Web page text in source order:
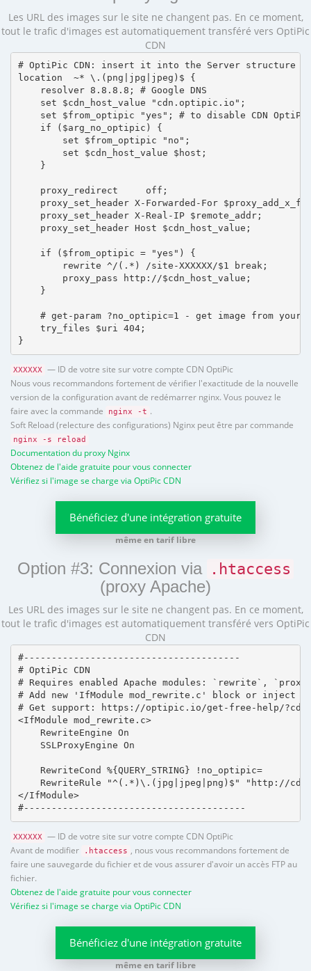
Les URL des images sur le site ne changent pas. En ce moment,
tout le trafic d'images est automatiquement transféré vers OptiPic
CDN
# OptiPic CDN: insert it into the Server structure
location  ~* \.(png|jpg|jpeg)$ {
    resolver 8.8.8.8; # Google DNS
    set $cdn_host_value "cdn.optipic.io";
set $from_optipic "yes"; # to disable CDN
    if ($arg_no_optipic) {
        set $from_optipic "no";
        set $cdn_host_value $host;
    }
    proxy_redirect     off;
proxy_set_header X-Forwarded-For
    proxy_set_header X-Real-IP $remote_addr;
    proxy_set_header Host $cdn_host_value;
    if ($from_optipic = "yes") {
        rewrite ^/(.*) /site-XXXXXX/$1 break;
        proxy_pass http://$cdn_host_value;
    }
# get-param ?no_optipic=1 - get image from your
    try_files $uri 404;
}
XXXXXX
— ID de votre site sur votre compte CDN OptiPic
Nous vous recommandons fortement de vérifier l'exactitude de la nouvelle
version de la configuration avant de redémarrer nginx. Vous pouvez le
faire avec la commande
nginx -t .
Soft Reload (relecture des configurations) Nginx peut être par commande
nginx -s reload
Documentation du proxy Nginx
Obtenez de l'aide gratuite pour vous connecter
Vérifiez si l'image se charge via OptiPic CDN
Bénéficiez d'une intégration gratuite
même en tarif libre
Option #3: Connexion via .htaccess
(proxy Apache)
Les URL des images sur le site ne changent pas. En ce moment,
tout le trafic d'images est automatiquement transféré vers OptiPic
CDN
#---------------------------------------
# OptiPic CDN
# Requires enabled Apache modules: `rewrite`,
# Add new 'IfModule mod_rewrite.c' block or inject
# Get support: https://optipic.io/get-free-help/
<IfModule mod_rewrite.c>
    RewriteEngine On
    SSLProxyEngine On
    RewriteCond %{QUERY_STRING} !no_optipic=
RewriteRule "^(.*)\.(jpg|jpeg|png)$" "http://
</IfModule>
#----------------------------------------
XXXXXX
— ID de votre site sur votre compte CDN OptiPic
Avant de modifier
.htaccess
, nous vous recommandons fortement de
faire une sauvegarde du fichier et de vous assurer d'avoir un accès FTP au
fichier.
Obtenez de l'aide gratuite pour vous connecter
Vérifiez si l'image se charge via OptiPic CDN
Bénéficiez d'une intégration gratuite
même en tarif libre